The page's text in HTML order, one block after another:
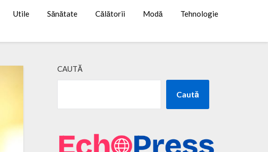
Utile Sănătate Călătorii Modă Tehnologie
CAUTĂ
Caută